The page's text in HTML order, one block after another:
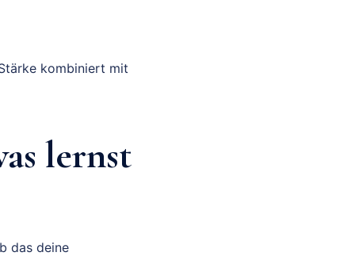
kombiniert mit
lernst
das deine